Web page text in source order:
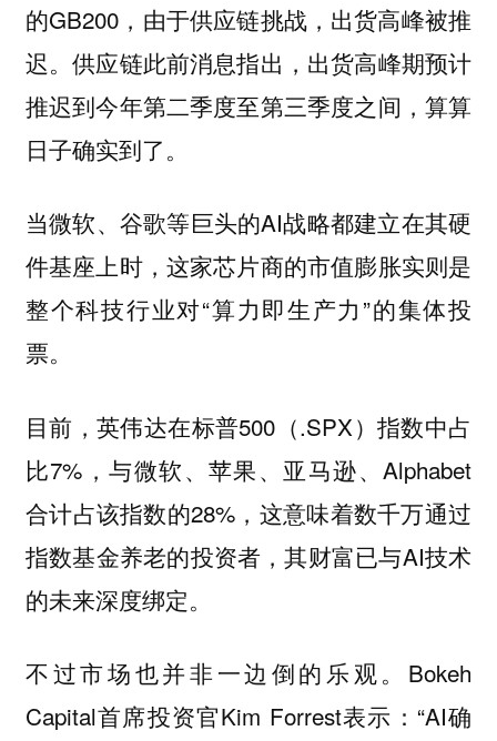
的GB200，由于供应链挑战，出货高峰被推
迟。供应链此前消息指出，出货高峰期预计
推迟到今年第二季度至第三季度之间，算算
日子确实到了。
当微软、谷歌等巨头的AI战略都建立在其硬
件基座上时，这家芯片商的市值膨胀实则是
整个科技行业对“算力即生产力”的集体投
票。
目前，英伟达在标普500（.SPX）指数中占
比7%，与微软、苹果、亚马逊、Alphabet
合计占该指数的28%，这意味着数千万通过
指数基金养老的投资者，其财富已与AI技术
的未来深度绑定。
不过市场也并非一边倒的乐观。Bokeh
Capital首席投资官Kim Forrest表示：“AI确